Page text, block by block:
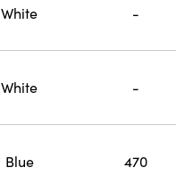
White -
White -
Blue 470